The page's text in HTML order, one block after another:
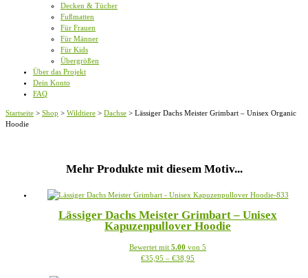
Decken & Tücher
Fußmatten
Für Frauen
Für Männer
Für Kids
Übergrößen
Über das Projekt
Dein Konto
FAQ
Startseite > Shop > Wildtiere > Dachse > Lässiger Dachs Meister Grimbart – Unisex Organic
Hoodie
Mehr Produkte mit diesem Motiv...
Lässiger Dachs Meister Grimbart – Unisex
Kapuzenpullover Hoodie
Bewertet mit 5.00 von 5
€35,95 – €38,95